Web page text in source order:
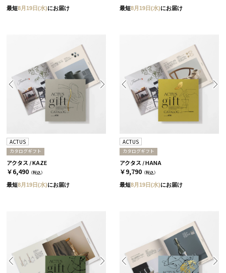
最短8月19日(水)にお届け 最短8月19日(水)にお届け
ACTUS
カタログギフト
アクタス / KAZE
￥6,490 （税込）
最短8月19日(水)にお届け
ACTUS
カタログギフト
アクタス / HANA
￥9,790 （税込）
最短8月19日(水)にお届け